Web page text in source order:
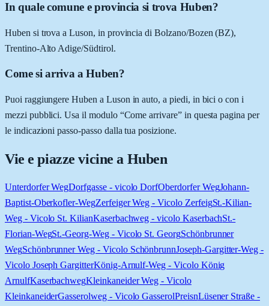
In quale comune e provincia si trova Huben?
Huben si trova a Luson, in provincia di Bolzano/Bozen (BZ),
Trentino-Alto Adige/Südtirol.
Come si arriva a Huben?
Puoi raggiungere Huben a Luson in auto, a piedi, in bici o con i
mezzi pubblici. Usa il modulo “Come arrivare” in questa pagina per
le indicazioni passo-passo dalla tua posizione.
Vie e piazze vicine a Huben
Unterdorfer WegDorfgasse - vicolo DorfOberdorfer WegJohann-
Baptist-Oberkofler-WegZerfeiger Weg - Vicolo ZerfeigSt.-Kilian-
Weg - Vicolo St. KilianKaserbachweg - vicolo KaserbachSt.-
Florian-WegSt.-Georg-Weg - Vicolo St. GeorgSchönbrunner
WegSchönbrunner Weg - Vicolo SchönbrunnJoseph-Gargitter-Weg -
Vicolo Joseph GargitterKönig-Arnulf-Weg - Vicolo König
ArnulfKaserbachwegKleinkaneider Weg - Vicolo
KleinkaneiderGasserolweg - Vicolo GasserolPreisnLüsener Straße -